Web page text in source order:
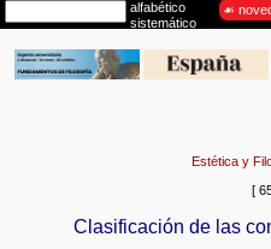
Estética y
[
Clasificación de las